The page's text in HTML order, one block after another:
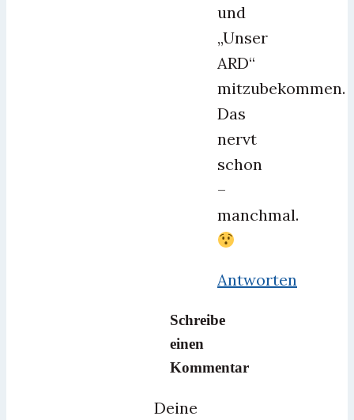
und
„Unser
ARD“
mitzubekommen.
Das
nervt
schon
–
manchmal.
Antworten
Schreibe
einen
Kommentar
Deine